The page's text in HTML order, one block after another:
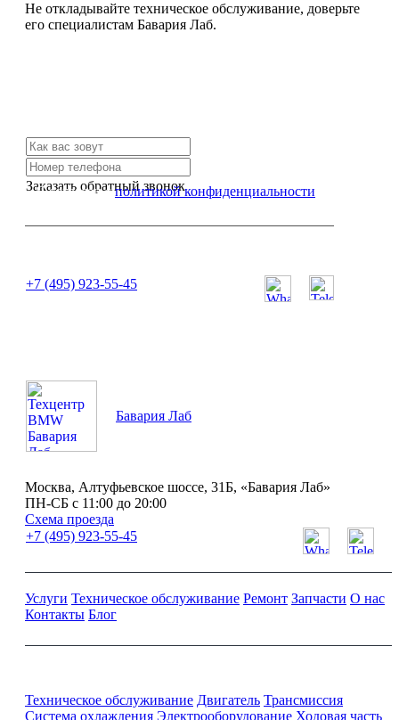
Не откладывайте техническое обслуживание, доверьте
его специалистам Бавария Лаб.
Заказать обратный звонок
Я согласен сполитикой конфиденциальности
+7 (495) 923-55-45
Бавария Лаб
Москва, Алтуфьевское шоссе, 31Б, «Бавария Лаб»
ПН-СБ с 11:00 до 20:00
Схема проезда
+7 (495) 923-55-45
Услуги Техническое обслуживание Ремонт Запчасти О нас
Контакты Блог
Техническое обслуживание Двигатель Трансмиссия
Система охлаждения Электрооборудование Ходовая часть